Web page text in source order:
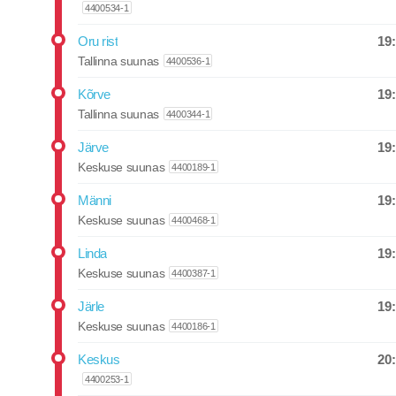
4400534-1
Oru rist
Tallinna suunas 4400536-1
Kõrve
Tallinna suunas 4400344-1
Järve
Keskuse suunas 4400189-1
Männi
Keskuse suunas 4400468-1
Linda
Keskuse suunas 4400387-1
Järle
Keskuse suunas 4400186-1
Keskus
4400253-1